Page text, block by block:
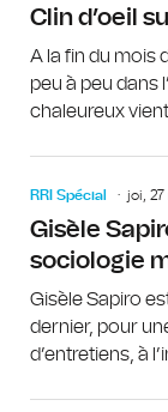
Clin d’oeil
A la fin du mois
peu à peu dans
chaleureux vient
RRI Spécial joi,
Gisèle
sociologie
Gisèle Sapiro
dernier, pour
d’entretiens, à